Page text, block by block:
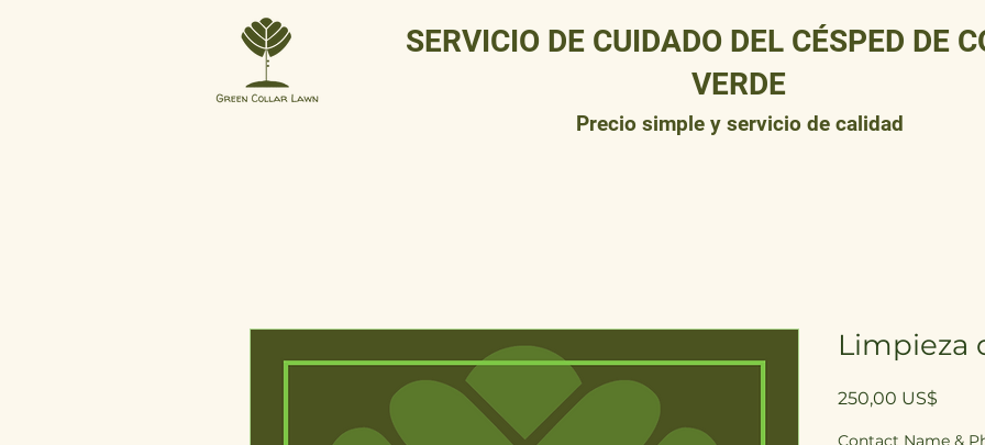
SERVICIO DE CUIDADO DEL CÉSPED DE
VERDE
Precio simple y servicio de calidad
Limpieza
250,00 US$
Contact Name &